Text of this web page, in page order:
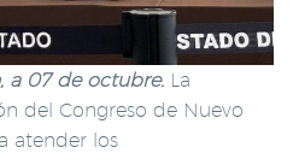
a 07 de octubre. La
del Congreso de Nuevo
atender los